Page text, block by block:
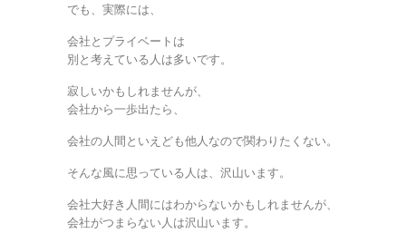
でも、実際には、
会社とプライベートは
別と考えている人は多いです。
寂しいかもしれませんが、
会社から一歩出たら、
会社の人間といえども他人なので関わりたくない。
そんな風に思っている人は、沢山います。
会社大好き人間にはわからないかもしれませんが、
会社がつまらない人は沢山います。